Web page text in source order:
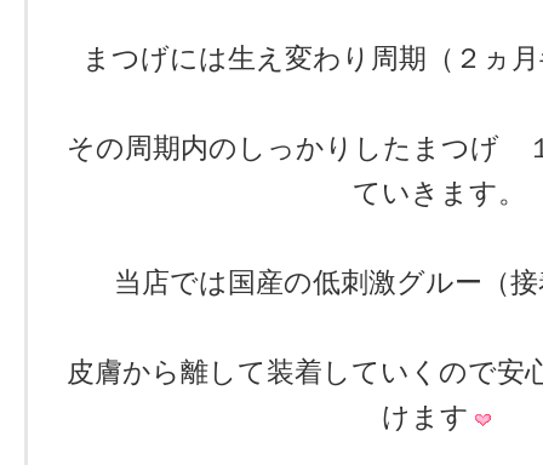
まつげには生え変わり周期（２ヵ
その周期内のしっかりしたまつげ
ていきます。
当店では国産の低刺激グルー（
皮膚から離して装着していくので安
けます